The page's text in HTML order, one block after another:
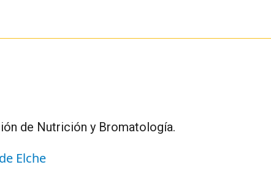
de Nutrición y Bromatología.
Elche